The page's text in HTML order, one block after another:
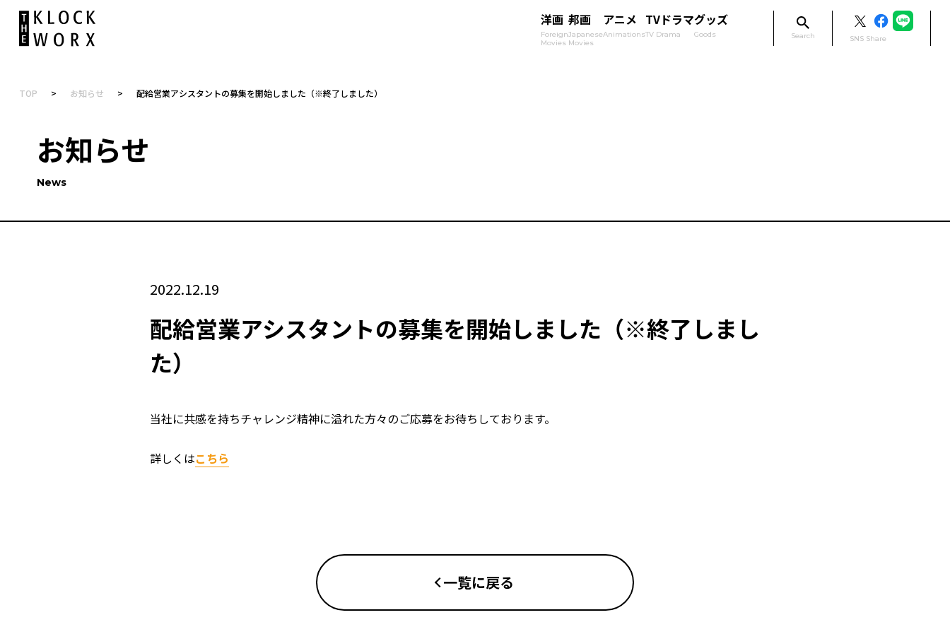
洋画
Foreign
Movies
邦画
Japanese
Movies
アニメ
Animations
TVドラマ
TV Drama
グッズ
Goods Search SNS Share
TOP > お知らせ > 配給営業アシスタントの募集を開始しました（※終了しました）
お知らせ
News
2022.12.19
配給営業アシスタントの募集を開始しました（※終了しまし
た）
当社に共感を持ちチャレンジ精神に溢れた方々のご応募をお待ちしております。
詳しくはこちら
一覧に戻る